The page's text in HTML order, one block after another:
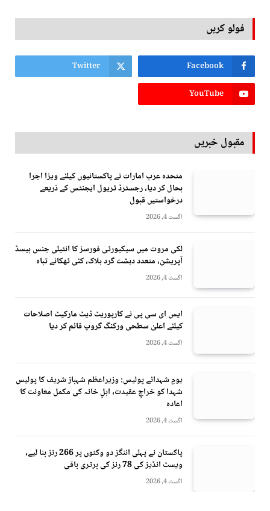
فولو کریں
Facebook
Twitter
YouTube
مقبول خبریں
متحدہ عرب امارات نے پاکستانیوں کیلئے ویزا اجرا
بحال کر دیا، رجسٹرڈ ٹریول ایجنٹس کے ذریعے
درخواستیں قبول
اگست 4, 2026
لکی مروت میں سیکیورٹی فورسز کا انٹیلی جنس بیسڈ
آپریشن، متعدد دہشت گرد ہلاک، کئی ٹھکانے تباہ
اگست 4, 2026
ایس ای سی پی نے کارپوریٹ ڈیٹ مارکیٹ اصلاحات
کیلئے اعلیٰ سطحی ورکنگ گروپ قائم کر دیا
اگست 4, 2026
یومِ شہدائے پولیس: وزیراعظم شہباز شریف کا پولیس
شہدا کو خراجِ عقیدت، اہلِ خانہ کی مکمل معاونت کا
اعادہ
اگست 4, 2026
پاکستان نے پہلی اننگز دو وکٹوں پر 266 رنز بنا لیے،
ویسٹ انڈیز کی 78 رنز کی برتری باقی
اگست 4, 2026